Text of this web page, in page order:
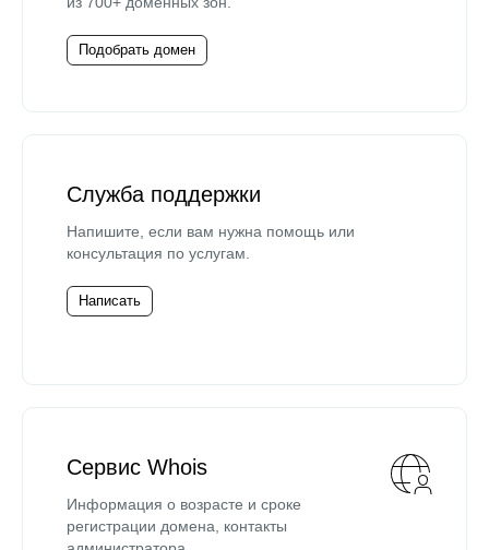
Подобрать домен
Служба поддержки
Напишите, если вам нужна помощь или
консультация по услугам.
Написать
Сервис Whois
Информация о возрасте и сроке
регистрации домена, контакты